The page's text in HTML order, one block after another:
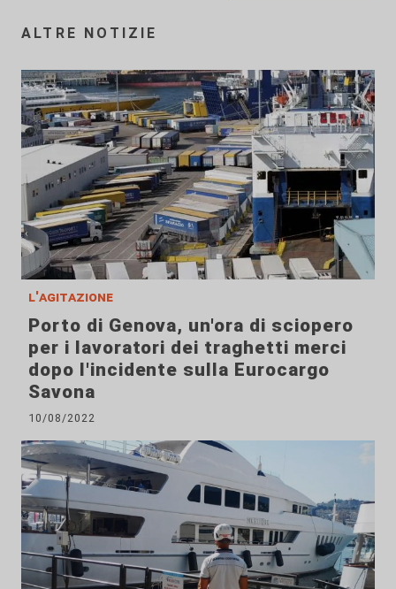
ALTRE NOTIZIE
l'agitazione
Porto di Genova, un'ora di sciopero
per i lavoratori dei traghetti merci
dopo l'incidente sulla Eurocargo
Savona
10/08/2022